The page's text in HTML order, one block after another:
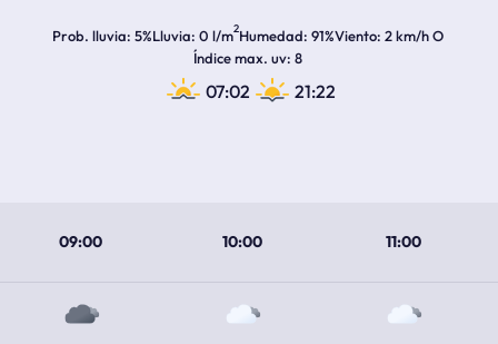
Prob. lluvia 5%Lluvia 0 l/m2Humedad 91%Viento 2 km/h O
Índice max. uv 8
07:02 21:22
09:00 10:00 11:00